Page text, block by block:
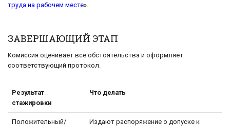
труда на рабочем месте».
ЗАВЕРШАЮЩИЙ ЭТАП
Комиссия оценивает все обстоятельства и оформляет
соответствующий протокол.
Результат
стажировки
Что делать
Положительный/
Издают распоряжение о допуске к